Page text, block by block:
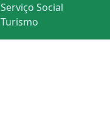
Serviço Social
Turismo